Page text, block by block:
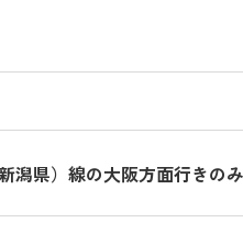
潟県）線の大阪方面行きの